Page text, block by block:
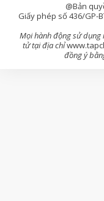
@Bản
Giấy phép số 436/GP-
Mọi hành động sử dụng
tử tại địa chỉ
đồng ý